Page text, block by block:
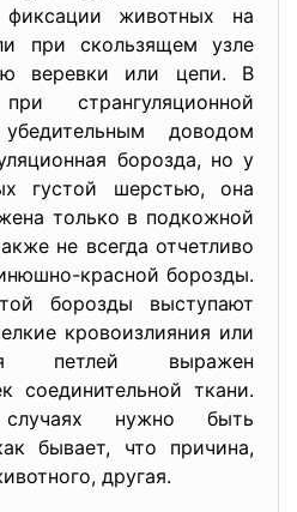
фиксации животных на
при скользящем узле
веревки или цепи. В
странгуляционной
доводом
борозда, но у
густой шерстью, она
только в подкожной
не всегда отчетливо
красной борозды.
борозды выступают
кровоизлияния или
петлей выражен
соединительной ткани.
нужно быть
бывает, что причина,
другая.